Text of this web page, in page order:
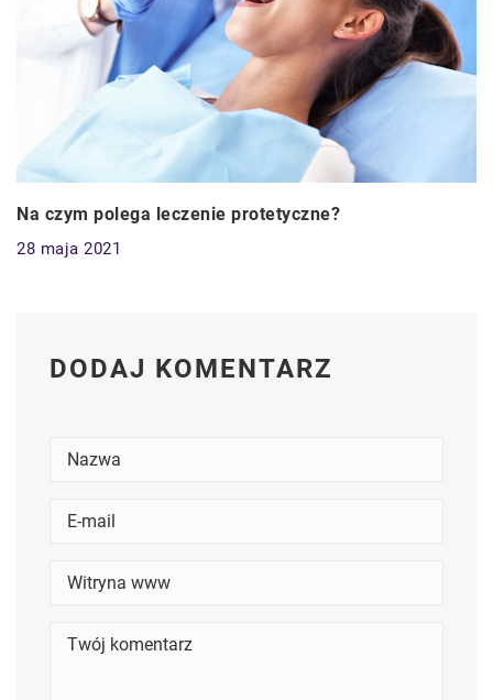
Na czym polega leczenie protetyczne?
28 maja 2021
DODAJ KOMENTARZ